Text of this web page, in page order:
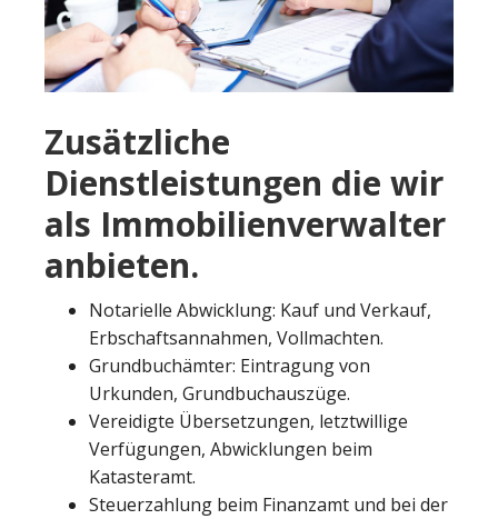
Zusätzliche
Dienstleistungen die wir
als Immobilienverwalter
anbieten.
Notarielle Abwicklung: Kauf und Verkauf,
Erbschaftsannahmen, Vollmachten.
Grundbuchämter: Eintragung von
Urkunden, Grundbuchauszüge.
Vereidigte Übersetzungen, letztwillige
Verfügungen, Abwicklungen beim
Katasteramt.
Steuerzahlung beim Finanzamt und bei der